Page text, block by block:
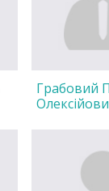
Грабовий